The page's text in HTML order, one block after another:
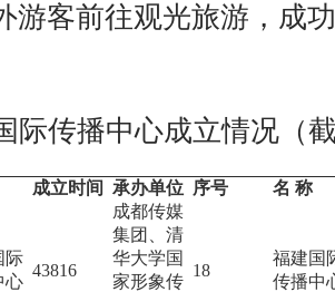
游客前往观光旅游，成
际传播中心成立情况（
成立时间 承办单位 序号 名 称
际
心
43816
成都传媒
集团、清
华大学国
家形象传
18
福建国
传播中